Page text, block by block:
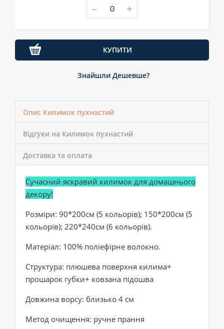
- +
КУПИТИ
Знайшли Дешевше?
Опис Килимок пухнастий
Відгуки на Килимок пухнастий
Доставка та оплата
Сучасний яскравий килимок для домашнього
декору!
Розміри: 90*200см (5 кольорів); 150*200см (5
кольорів); 220*240см (6 кольорів).
Матеріал: 100% поліефірне волокно.
Структура: плюшева поверхня килима+
прошарок губки+ ковзана підошва
Довжина ворсу: близько 4 см
Метод очищення: ручне прання